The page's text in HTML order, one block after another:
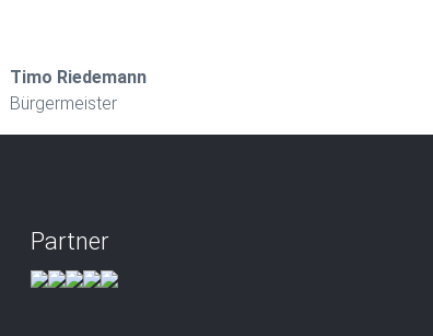
Timo Riedemann
Bürgermeister
Partner